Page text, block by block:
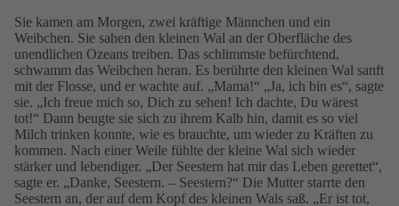
Sie kamen am Morgen, zwei kräftige Männchen und ein
Weibchen. Sie sahen den kleinen Wal an der Oberfläche des
unendlichen Ozeans treiben. Das schlimmste befürchtend,
schwamm das Weibchen heran. Es berührte den kleinen Wal sanft
mit der Flosse, und er wachte auf. „Mama!“ „Ja, ich bin es“, sagte
sie. „Ich freue mich so, Dich zu sehen! Ich dachte, Du wärest
tot!“ Dann beugte sie sich zu ihrem Kalb hin, damit es so viel
Milch trinken konnte, wie es brauchte, um wieder zu Kräften zu
kommen. Nach einer Weile fühlte der kleine Wal sich wieder
stärker und lebendiger. „Der Seestern hat mir das Leben gerettet“,
sagte er. „Danke, Seestern. – Seestern?“ Die Mutter starrte den
Seestern an, der auf dem Kopf des kleinen Wals saß. „Er ist tot,